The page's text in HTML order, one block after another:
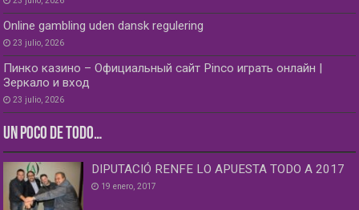
Online gambling uden dansk regulering
23 julio, 2026
Пинко казино – Официальный сайт Pinco играть онлайн |
Зеркало и вход
23 julio, 2026
UN POCO DE TODO…
DIPUTACIÓ RENFE LO APUESTA TODO A 2017
19 enero, 2017